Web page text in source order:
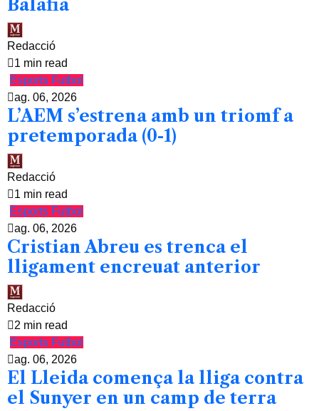
Balàfia
Redacció
1 min read
Esports Futbol
ag. 06, 2026
L’AEM s’estrena amb un triomf a
pretemporada (0-1)
Redacció
1 min read
Esports Futbol
ag. 06, 2026
Cristian Abreu es trenca el
lligament encreuat anterior
Redacció
2 min read
Esports Futbol
ag. 06, 2026
El Lleida comença la lliga contra
el Sunyer en un camp de terra